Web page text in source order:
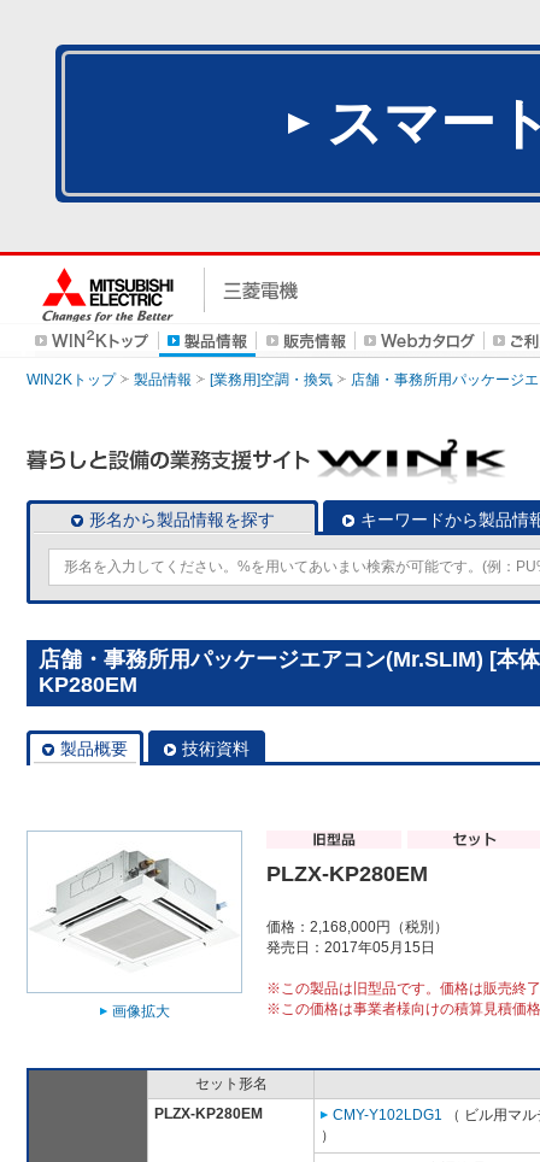
スマー
WIN2Kトップ 製品情報 [業務用]空調・換気 店舗・事務所用パッケージ
形名から製品情報を探す キーワードから製品情
店舗・事務所用パッケージエアコン(Mr.SLIM) [本
KP280EM
製品概要 技術資料
画像拡大
PLZX-KP280EM
価格：2,168,000円（税別）
発売日：2017年05月15日
※この製品は旧型品です。価格は販売終
※この価格は事業者様向けの積算見積価
セット形名
PLZX-KP280EM
CMY-Y102LDG1 （ ビル用マ
）